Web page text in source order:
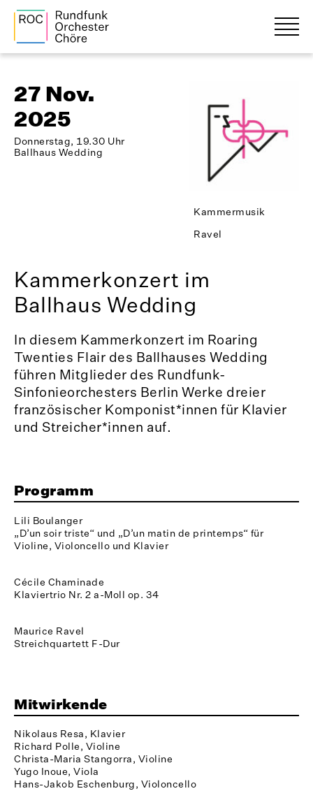
27 Nov.
2025
Donnerstag, 19.30 Uhr
Ballhaus Wedding
Kammermusik
Ravel
Kammerkonzert im
Ballhaus Wedding
In diesem Kammerkonzert im Roaring
Twenties Flair des Ballhauses Wedding
führen Mitglieder des Rundfunk-
Sinfonieorchesters Berlin Werke dreier
französischer Komponist*innen für Klavier
und Streicher*innen auf.
Programm
Lili Boulanger
„D’un soir triste“ und „D’un matin de printemps“ für
Violine, Violoncello und Klavier
Cécile Chaminade
Klaviertrio Nr. 2 a-Moll op. 34
Maurice Ravel
Streichquartett F-Dur
Mitwirkende
Nikolaus Resa, Klavier
Richard Polle, Violine
Christa-Maria Stangorra, Violine
Yugo Inoue, Viola
Hans-Jakob Eschenburg, Violoncello